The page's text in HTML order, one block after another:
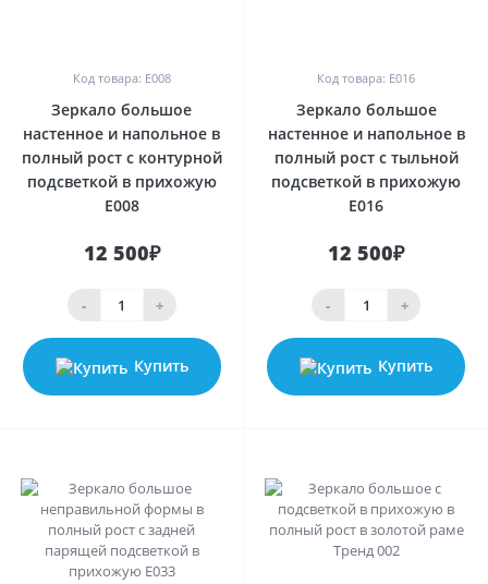
Код товара: E008
Зеркало большое
настенное и напольное в
полный рост с контурной
подсветкой в прихожую
E008
12 500₽
- +
Купить
Код товара: E016
Зеркало большое
настенное и напольное в
полный рост с тыльной
подсветкой в прихожую
E016
12 500₽
- +
Купить